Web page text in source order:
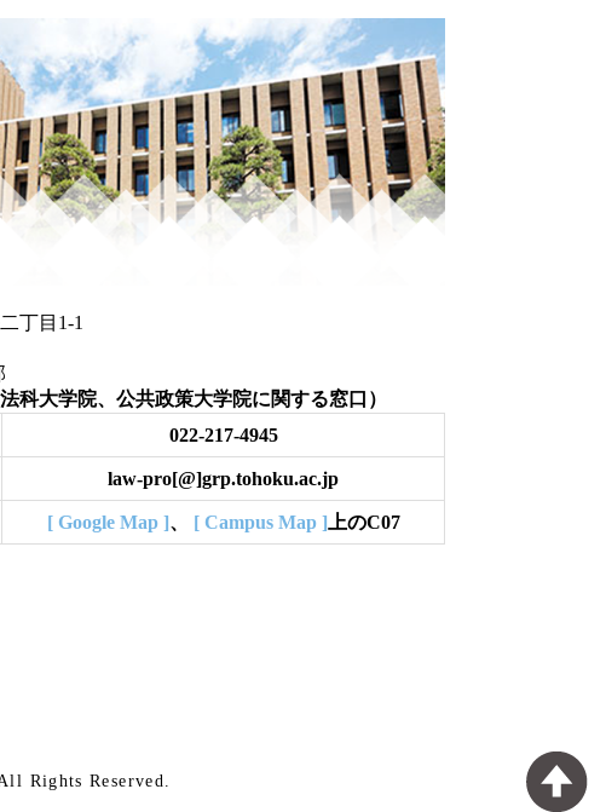
平二丁目1-1
科大学院、公共政策大学院に関する窓口）
022-217-4945
law-pro[@]grp.tohoku.ac.jp
[ Google Map ]、 [ Campus Map ]上のC07
Rights Reserved.